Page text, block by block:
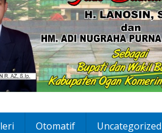
Otomatif Uncategorized